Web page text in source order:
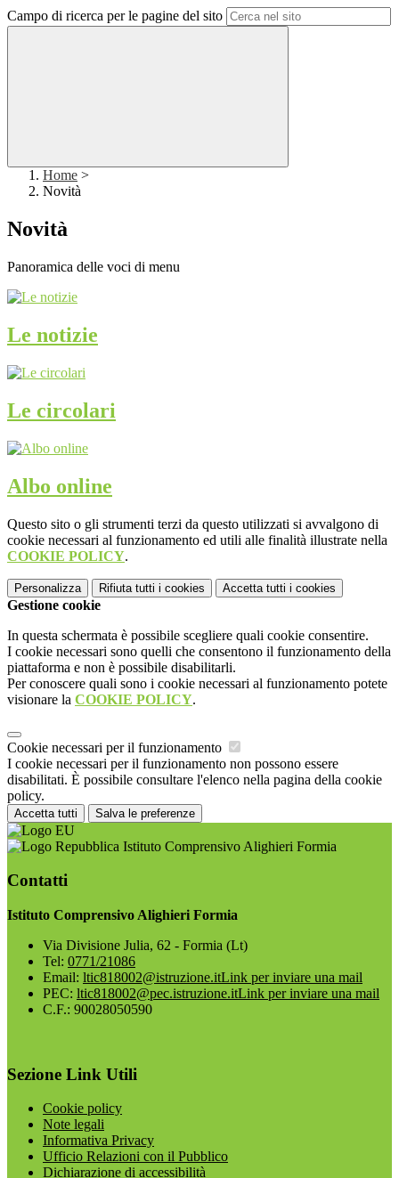
Campo di ricerca per le pagine del sito
Home >
Novità
Novità
Panoramica delle voci di menu
Le notizie
Le circolari
Albo online
Questo sito o gli strumenti terzi da questo utilizzati si avvalgono di
cookie necessari al funzionamento ed utili alle finalità illustrate nella
COOKIE POLICY.
Personalizza Rifiuta tutti i cookies Accetta tutti i cookies
Gestione cookie
In questa schermata è possibile scegliere quali cookie consentire.
I cookie necessari sono quelli che consentono il funzionamento della
piattaforma e non è possibile disabilitarli.
Per conoscere quali sono i cookie necessari al funzionamento potete
visionare la COOKIE POLICY.
Cookie necessari per il funzionamento
I cookie necessari per il funzionamento non possono essere
disabilitati. È possibile consultare l'elenco nella pagina della cookie
policy.
Accetta tutti Salva le preferenze
Istituto Comprensivo Alighieri Formia
Contatti
Istituto Comprensivo Alighieri Formia
Via Divisione Julia, 62 - Formia (Lt)
Tel: 0771/21086
Email: ltic818002@istruzione.itLink per inviare una mail
PEC: ltic818002@pec.istruzione.itLink per inviare una mail
C.F.: 90028050590
Sezione Link Utili
Cookie policy
Note legali
Informativa Privacy
Ufficio Relazioni con il Pubblico
Dichiarazione di accessibilità